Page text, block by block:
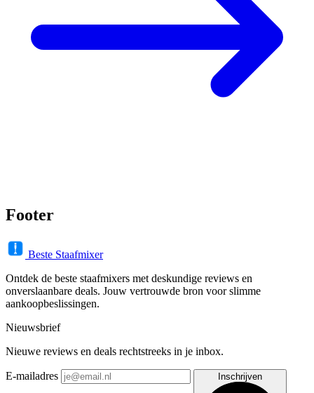
Footer
Beste Staafmixer
Ontdek de beste staafmixers met deskundige reviews en
onverslaanbare deals. Jouw vertrouwde bron voor slimme
aankoopbeslissingen.
Nieuwsbrief
Nieuwe reviews en deals rechtstreeks in je inbox.
E-mailadres Inschrijven